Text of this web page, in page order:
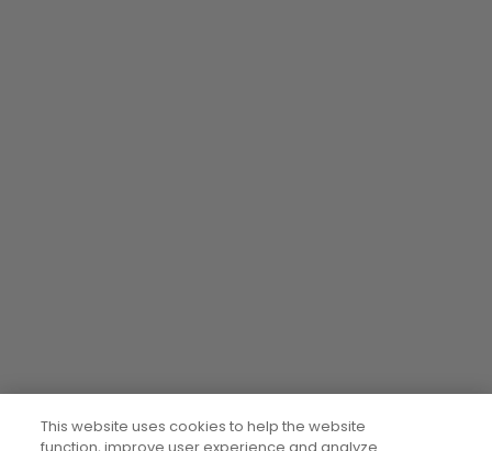
This website uses cookies to help the website